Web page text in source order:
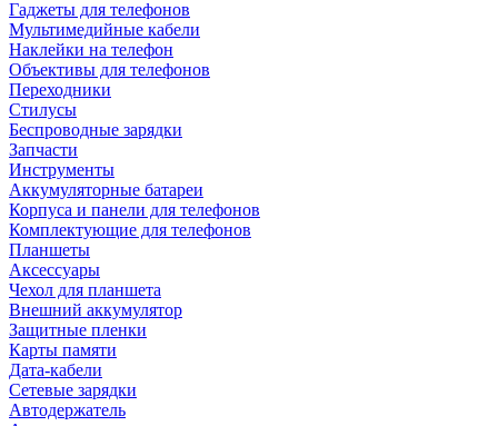
Гаджеты для телефонов
Мультимедийные кабели
Наклейки на телефон
Объективы для телефонов
Переходники
Стилусы
Беспроводные зарядки
Запчасти
Инструменты
Аккумуляторные батареи
Корпуса и панели для телефонов
Комплектующие для телефонов
Планшеты
Аксессуары
Чехол для планшета
Внешний аккумулятор
Защитные пленки
Карты памяти
Дата-кабели
Сетевые зарядки
Автодержатель